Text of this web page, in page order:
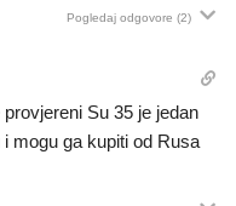
Pogledaj odgovore (2)
Su 35 je jedan
mogu ga kupiti od Rusa